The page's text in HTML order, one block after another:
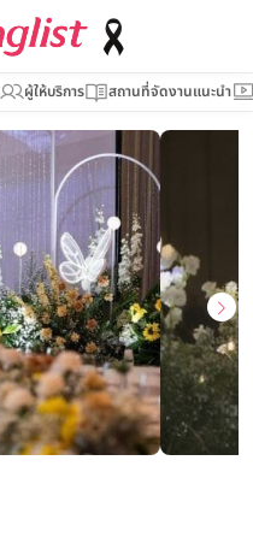
ผู้ให้บริการ สถานที่จัดงานแนะนำ